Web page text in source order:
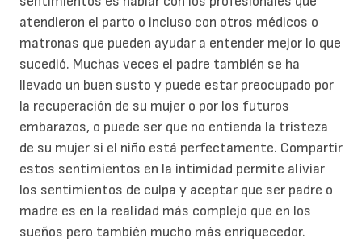
atendieron el parto o incluso con otros médicos o
matronas que pueden ayudar a entender mejor lo que
sucedió. Muchas veces el padre también se ha
llevado un buen susto y puede estar preocupado por
la recuperación de su mujer o por los futuros
embarazos, o puede ser que no entienda la tristeza
de su mujer si el niño está perfectamente. Compartir
estos sentimientos en la intimidad permite aliviar
los sentimientos de culpa y aceptar que ser padre o
madre es en la realidad más complejo que en los
sueños pero también mucho más enriquecedor.